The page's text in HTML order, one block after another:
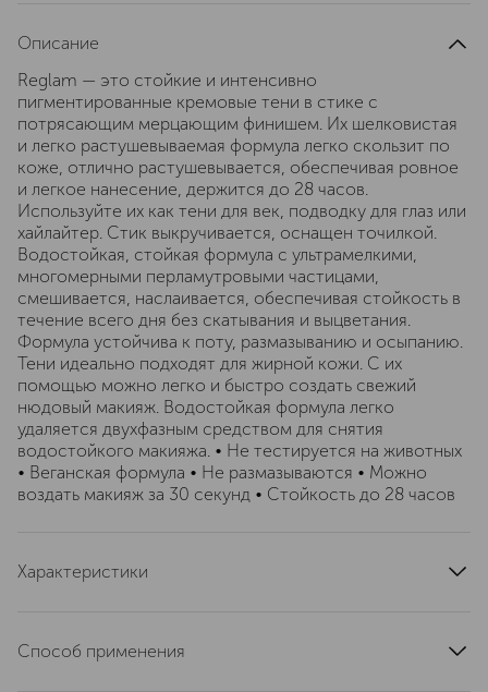
Описание
Reglam — это стойкие и интенсивно
пигментированные кремовые тени в стике с
потрясающим мерцающим финишем. Их шелковистая
и легко растушевываемая формула легко скользит по
коже, отлично растушевывается, обеспечивая ровное
и легкое нанесение, держится до 28 часов.
Используйте их как тени для век, подводку для глаз или
хайлайтер. Стик выкручивается, оснащен точилкой.
Водостойкая, стойкая формула с ультрамелкими,
многомерными перламутровыми частицами,
смешивается, наслаивается, обеспечивая стойкость в
течение всего дня без скатывания и выцветания.
Формула устойчива к поту, размазыванию и осыпанию.
Тени идеально подходят для жирной кожи. С их
помощью можно легко и быстро создать свежий
нюдовый макияж. Водостойкая формула легко
удаляется двухфазным средством для снятия
водостойкого макияжа. • Не тестируется на животных
• Веганская формула • Не размазываются • Можно
воздать макияж за 30 секунд • Стойкость до 28 часов
Характеристики
тип кожи
Способ применения